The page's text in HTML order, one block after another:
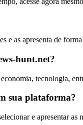
e as apresenta de
hunt.net?
tecnologia,
sua plataforma?
e apresentar